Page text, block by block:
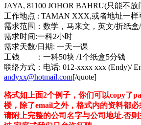
JAYA, 81100 JOHOR BAHRU(只能不
工作地点 : TAMAN XXX,或者地址一样
需求范围：数学，马来文，英文/折纸盒
需求时间:一科2小时
需求天数/日期: 一天一课
工钱 ：一科50块 /1个纸盒5分钱
联络方式：电话: 012-xxxx xxx (Endy)/
andyxx@hotmail.com[/quote]
格式如上面2个例子，你们可以copy了
楼，除了email之外，格式内的资料都
请附上完整的公司名字与公司地址.否